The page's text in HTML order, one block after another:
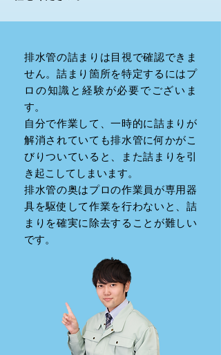
排水管の詰まりは目視で確認できま
せん。詰まり箇所を特定するにはプ
ロの知識と経験が必要でございま
す。
自分で作業して、一時的に詰まりが
解消されていても排水管に何かがこ
びりついていると、また詰まりを引
き起こしてしまいます。
排水管の奥はプロの作業員が専用器
具を駆使して作業を行わないと、詰
まりを確実に除去することが難しい
です。